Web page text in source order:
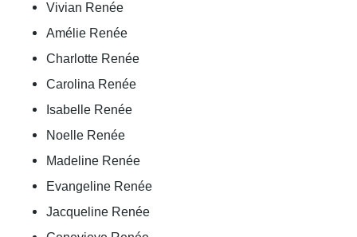
Vivian Renée
Amélie Renée
Charlotte Renée
Carolina Renée
Isabelle Renée
Noelle Renée
Madeline Renée
Evangeline Renée
Jacqueline Renée